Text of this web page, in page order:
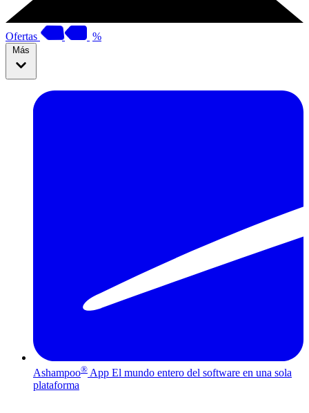
Ofertas %
Más
Ashampoo® App El mundo entero del software en una sola
plataforma